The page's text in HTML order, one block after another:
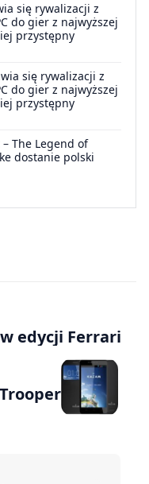
się rywalizacji z
do gier z najwyższej
przystępny
się rywalizacji z
do gier z najwyższej
przystępny
The Legend of
dostanie polski
edycji Ferrari